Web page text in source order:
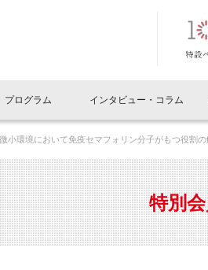
特別会員開催
出展・参加
プログラム
What's
インタビュー・コラム
ベンチャーイ
サポーターコ
プレスリリース
海外関連
Why in
サポーター紹介
パンフレット
特別会員につ
オフィス・ラボ
小環境において免疫セマフォリン分子がもつ役割の
特別